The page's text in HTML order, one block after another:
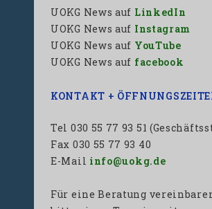
UOKG News auf LinkedIn
UOKG News auf Instagram
UOKG News auf YouTube
UOKG News auf facebook
KONTAKT +
Tel 030 55 77 93 51
Fax 030 55 77 93 40
E-Mail info@uokg.de
Für eine Beratung